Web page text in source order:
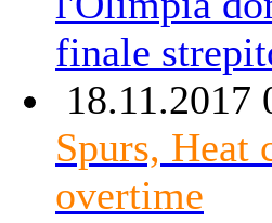
finale
18.11.2017
Spurs, Heat
overtime